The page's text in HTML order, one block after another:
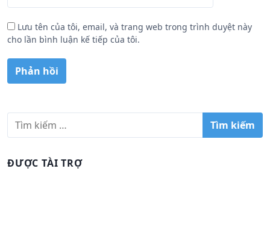
Lưu tên của tôi, email, và trang web trong trình duyệt này
cho lần bình luận kế tiếp của tôi.
iĐƯỢC TÀI TRỢ